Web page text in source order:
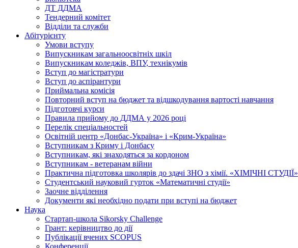
ДТ ДДМА
Тендерний комітет
Відділи та служби
Абітурієнту
Умови вступу
Випускникам загальноосвітніх шкіл
Випускникам коледжів, ВПУ, технікумів
Вступ до магістратури
Вступ до аспірантури
Приймальна комісія
Повторний вступ на бюджет та відшкодування вартості навчання
Підготовчі курси
Правила прийому до ДДМА у 2026 році
Перелік спеціальностей
Освітній центр «Донбас-Україна» і «Крим-Україна»
Вступникам з Криму і Донбасу
Вступникам, які знаходяться за кордоном
Вступникам - ветеранам війни
Практична підготовка школярів до здачі ЗНО з хімії. «ХІМІЧНІ СТУДІЇ»
Студентський науковий гурток «Математичні студії»
Заочне відділення
Документи які необхідно подати при вступі на бюджет
Наука
Стартап-школа Sikorsky Challenge
Грант: керівництво до дії
Публікації вчених SCOPUS
Конференції